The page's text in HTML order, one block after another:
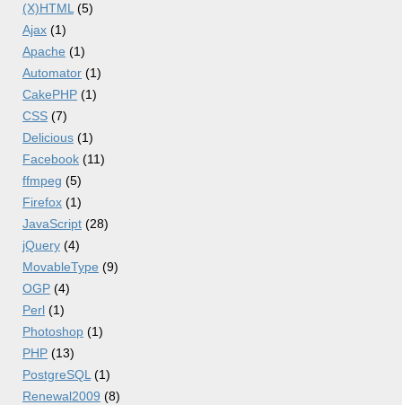
(X)HTML (5)
Ajax (1)
Apache (1)
Automator (1)
CakePHP (1)
CSS (7)
Delicious (1)
Facebook (11)
ffmpeg (5)
Firefox (1)
JavaScript (28)
jQuery (4)
MovableType (9)
OGP (4)
Perl (1)
Photoshop (1)
PHP (13)
PostgreSQL (1)
Renewal2009 (8)